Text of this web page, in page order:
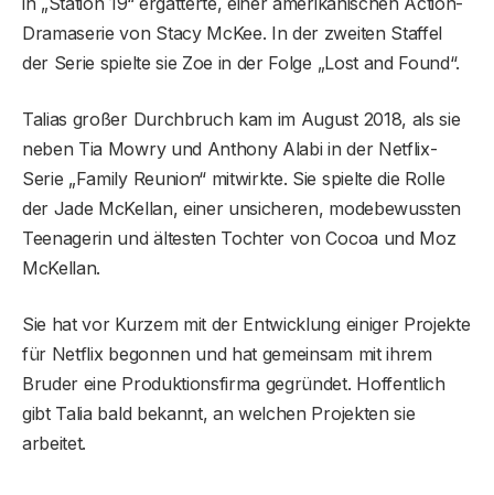
Dramaserie von Stacy McKee. In der zweiten Staffel
der Serie spielte sie Zoe in der Folge „Lost and Found“.
Talias großer Durchbruch kam im August 2018, als sie
neben Tia Mowry und Anthony Alabi in der Netflix-
Serie „Family Reunion“ mitwirkte. Sie spielte die Rolle
der Jade McKellan, einer unsicheren, modebewussten
Teenagerin und ältesten Tochter von Cocoa und Moz
McKellan.
Sie hat vor Kurzem mit der Entwicklung einiger Projekte
für Netflix begonnen und hat gemeinsam mit ihrem
Bruder eine Produktionsfirma gegründet. Hoffentlich
gibt Talia bald bekannt, an welchen Projekten sie
arbeitet.